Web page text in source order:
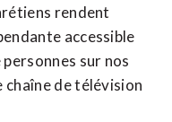
rendent
accessible
sur nos
chaîne de télévision